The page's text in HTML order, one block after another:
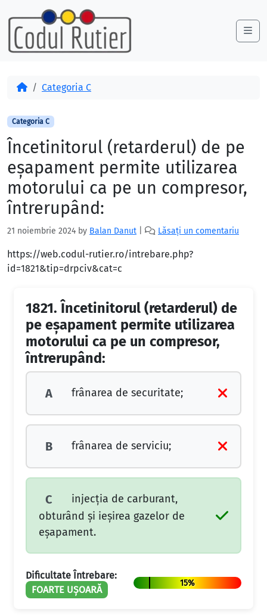
Skip to content
Skip to footer
AcasăCategoria C
Categoria C
Încetinitorul (retarderul) de pe
eşapament permite utilizarea
motorului ca pe un compresor,
întrerupând:
21 noiembrie 2024 by Balan Danut Lăsați un comentariu
https://web.codul-rutier.ro/intrebare.php?
id=1821&tip=drpciv&cat=c
1821. Încetinitorul (retarderul) de
pe eşapament permite utilizarea
motorului ca pe un compresor,
întrerupând:
A frânarea de securitate;
B frânarea de serviciu;
C
injecţia de carburant,
obturând şi ieşirea gazelor de
eşapament.
Dificultate Întrebare:
FOARTE UȘOARĂ
15%